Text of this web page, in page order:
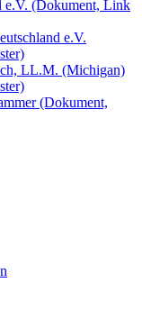
e.V. (Dokument, Link
e.V.
LL.M. (Michigan)
(Dokument,